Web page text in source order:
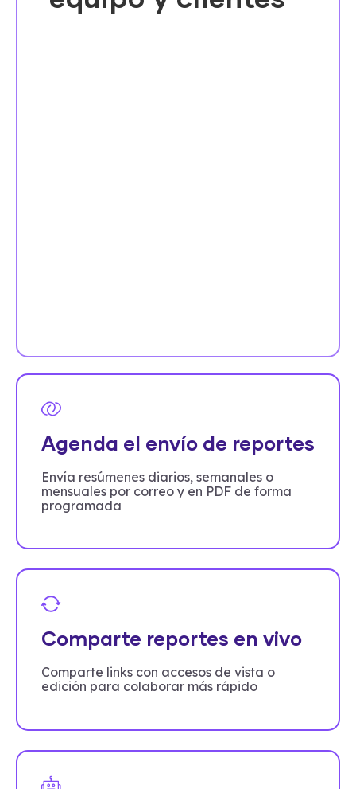
Agenda el envío de reportes
Envía resúmenes diarios, semanales o
mensuales por correo y en PDF de forma
programada
Comparte reportes en vivo
Comparte links con accesos de vista o
edición para colaborar más rápido